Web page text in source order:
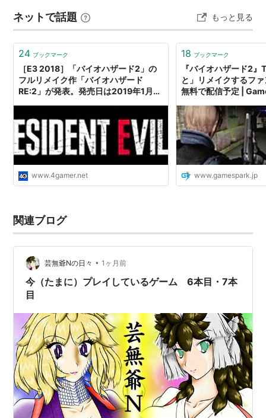
版には『バイオハザード0
バイオハザード3 LAST
ESCAPE』との繋がりを示すEXファイルなどの追加要素
もある。
関連商品
バイオ・ハザード2
出版社/メーカー:
カプコン
発売日:1998/01/29
メディア:Video Game
購入: 3人クリック
: 31回
この商品を含むブログ (11件) を見る
出版社/メーカー:
発売日:
メディア:Video Game
クリック
バイオ・ハザード2 value plus
出版社/メーカー:カプコン
発売日:1999/12/22
メディア:Video Game
クリック: 16回
この商品を含むブログを見る
様にレオンとクレアという2人の主人公がいるんだけど、
難易度が違うのではなくて、ストーリー的に違うらし
い。 レ…
ネットで話題 もっと見る
24 ブックマーク
［E3 2018］「バイオハザード2」の
フルリメイク作「バイオハザード
RE:2」が発表。発売日は2019年1月
www.4gamer.net
18 ブックマーク
『バイオハザード2』
と」リメイクするフ
無料で配信予定 |
www.gamespark.jp
関連ブログ
芸無爺Nの日々 • 1ヶ月前
今（たまに）プレイしているゲーム 6本目・7本
目